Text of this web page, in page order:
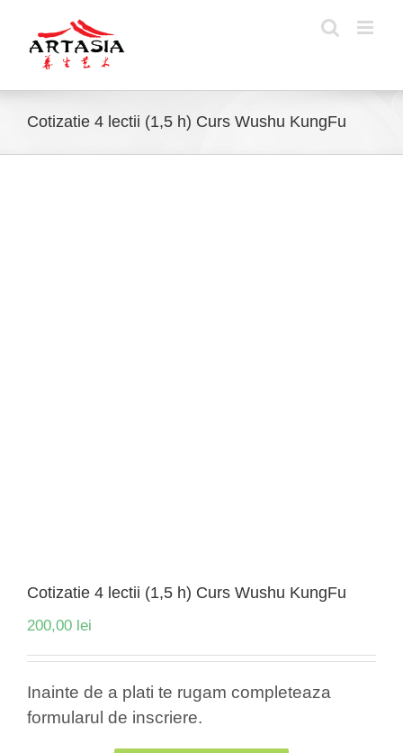
content
Cotizatie 4 lectii (1,5 h) Curs Wushu KungFu
Cotizatie 4 lectii (1,5 h) Curs Wushu KungFu
200,00 lei
Inainte de a plati te rugam completeaza
formularul de inscriere.